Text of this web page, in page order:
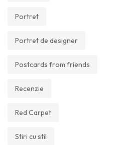
Portret
Portret de designer
Postcards from friends
Recenzie
Red Carpet
Stiri cu stil